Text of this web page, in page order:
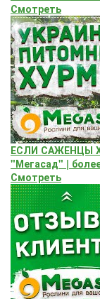
Смотреть
ЕСЛИ САЖЕНЦЫ
"Мегасад" |
Смотреть